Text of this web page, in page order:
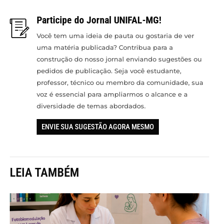
Participe do Jornal UNIFAL-MG!
Você tem uma ideia de pauta ou gostaria de ver
uma matéria publicada? Contribua para a
construção do nosso jornal enviando sugestões ou
pedidos de publicação. Seja você estudante,
professor, técnico ou membro da comunidade, sua
voz é essencial para ampliarmos o alcance e a
diversidade de temas abordados.
ENVIE SUA SUGESTÃO AGORA MESMO
LEIA TAMBÉM